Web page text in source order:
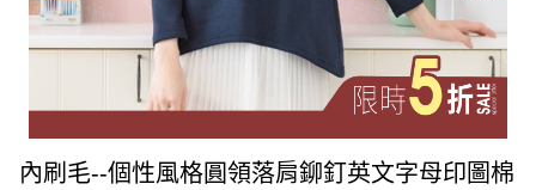
內刷毛--個性風格圓領落肩鉚釘英文字母印圖棉